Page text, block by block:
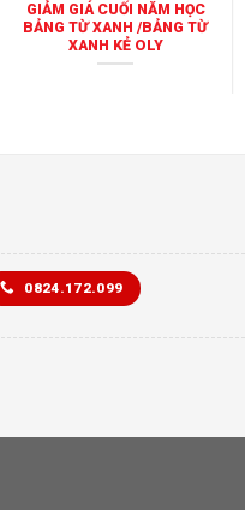
GIẢM GIÁ CUỐI NĂM HỌC
BẢNG TỪ XANH /BẢNG TỪ
XANH KẺ OLY
0824.172.099